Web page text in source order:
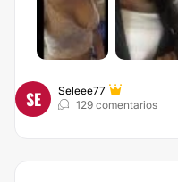
SE
Seleee77
129 comentarios